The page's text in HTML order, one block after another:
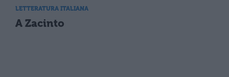
LETTERATURA ITALIANA
A Zacinto